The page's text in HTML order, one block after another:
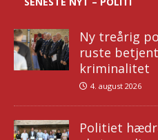
Ny treårig
ruste
kriminalitet
4. august 2026
Politiet